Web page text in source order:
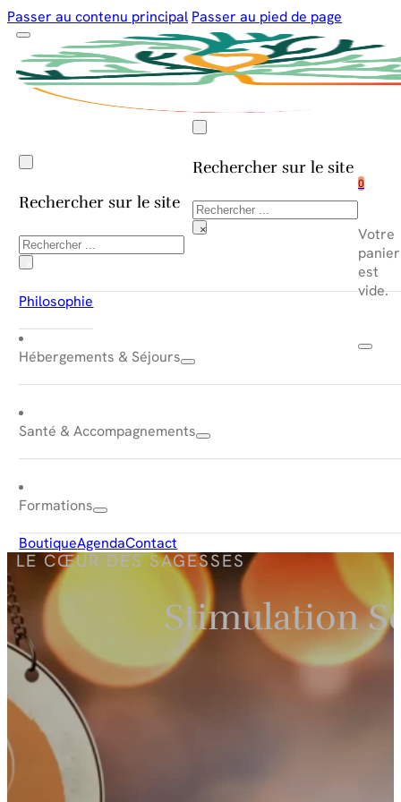
Passer au contenu principal Passer au pied de page
Rechercher sur le site
Rechercher
×
0
Votre
panier
est
vide.
Rechercher sur le site
Rechercher
×
Philosophie
Hébergements & Séjours
Santé & Accompagnements
Formations
BoutiqueAgendaContact
LE CŒUR DES SAGESSES
Stimulation